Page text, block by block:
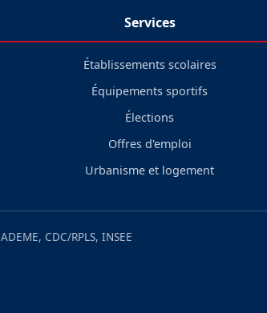
Services
Établissements scolaires
Équipements sportifs
Élections
Offres d'emploi
Urbanisme et logement
CDC/RPLS, INSEE